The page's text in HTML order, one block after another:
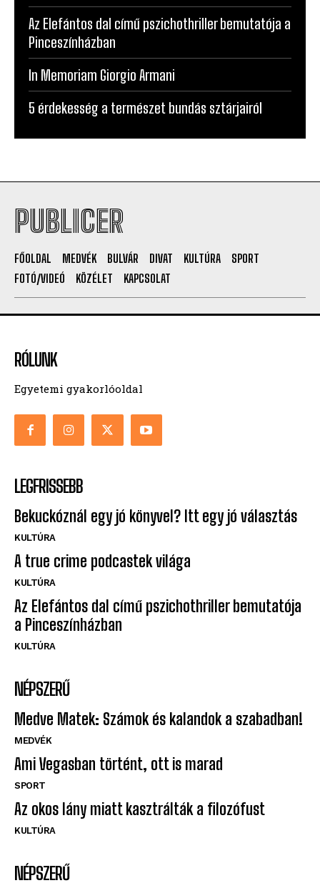
Az Elefántos dal című pszichothriller bemutatója a
Pinceszínházban
In Memoriam Giorgio Armani
5 érdekesség a természet bundás sztárjairól
PUBLICER
FŐOLDAL MEDVÉK BULVÁR DIVAT KULTÚRA
SPORT
FOTÓ/VIDEÓ
KÖZÉLET KAPCSOLAT
RÓLUNK
Egyetemi gyakorlóoldal
LEGFRISSEBB
Bekuckóznál egy jó könyvel? Itt egy jó választás
KULTÚRA
A true crime podcastek világa
KULTÚRA
Az Elefántos dal című pszichothriller bemutatója
a Pinceszínházban
KULTÚRA
NÉPSZERŰ
Medve Matek: Számok és kalandok a szabadban!
MEDVÉK
Ami Vegasban történt, ott is marad
SPORT
Az okos lány miatt kasztrálták a filozófust
KULTÚRA
NÉPSZERŰ